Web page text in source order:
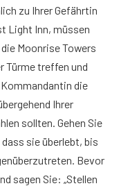
zu Ihrer Gefährtin
Light Inn, müssen
Moonrise Towers
Türme treffen und
die
Ihrer
sollten. Gehen Sie
sie überlebt, bis
Bevor
sagen Sie: „Stellen